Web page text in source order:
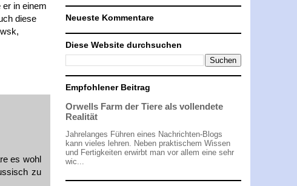
er in einem
diese
es wohl
zu
Neueste Kommentare
Diese Website durchsuchen
Empfohlener Beitrag
Orwells Farm der Tiere als vollendete
Realität
Jahrelanges Führen eines Nachrichten-Blogs
kann vieles lehren. Neben praktischem Wissen
und Fertigkeiten erwirbt man vor allem eine sehr
wic...